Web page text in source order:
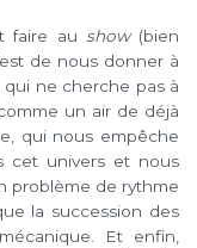
faire au show(bien
de nous donner à
ne cherche pas à
un air de déjà
qui nous empêche
cet univers et nous
problème de rythme
la succession des
Et enfin,